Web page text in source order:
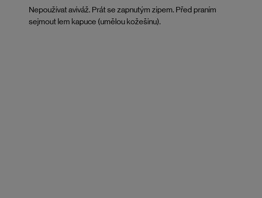
Nepoužívat aviváž. Prát se zapnutým zipem. Před praním
sejmout lem kapuce (umělou kožešinu).